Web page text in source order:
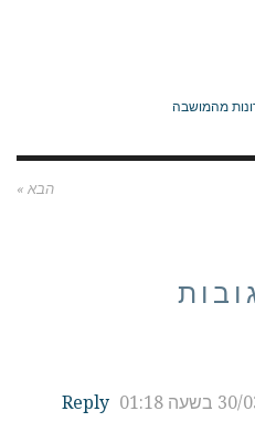
מהמושבה
הבא »
01:18
Reply